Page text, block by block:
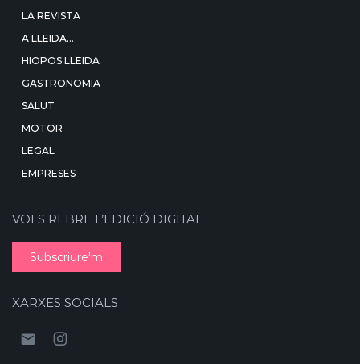
LA REVISTA
A LLEIDA…
HIOPOS LLEIDA
GASTRONOMIA
SALUT
MOTOR
LEGAL
EMPRESES
VOLS REBRE L’EDICIÓ DIGITAL
Subscriure'm
XARXES SOCIALS